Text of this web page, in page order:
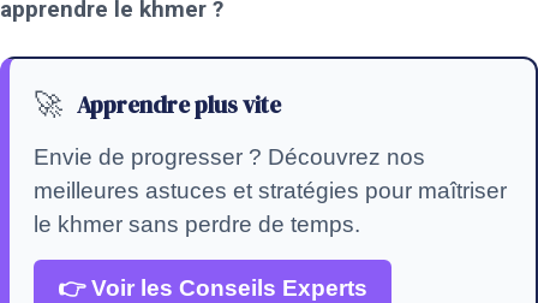
apprendre le khmer ?
🚀 Apprendre plus vite
Envie de progresser ? Découvrez nos
meilleures astuces et stratégies pour maîtriser
le khmer sans perdre de temps.
👉 Voir les Conseils Experts